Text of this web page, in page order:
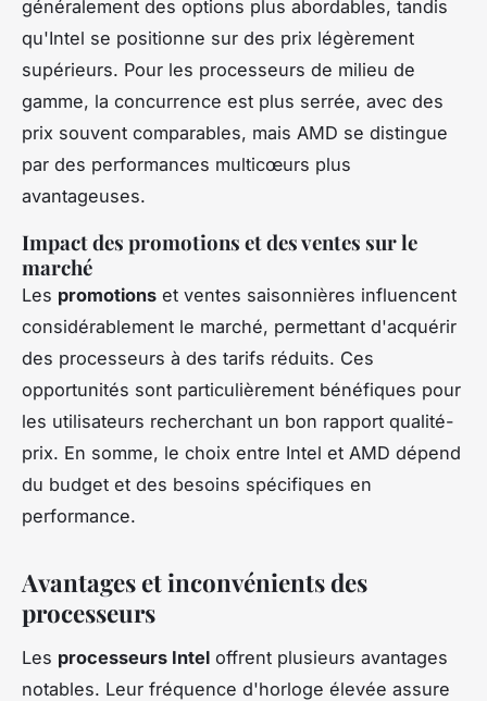
généralement des options plus abordables, tandis
qu'Intel se positionne sur des prix légèrement
supérieurs. Pour les processeurs de milieu de
gamme, la concurrence est plus serrée, avec des
prix souvent comparables, mais AMD se distingue
par des performances multicœurs plus
avantageuses.
Impact des promotions et des ventes sur le
marché
Les promotions et ventes saisonnières influencent
considérablement le marché, permettant d'acquérir
des processeurs à des tarifs réduits. Ces
opportunités sont particulièrement bénéfiques pour
les utilisateurs recherchant un bon rapport qualité-
prix. En somme, le choix entre Intel et AMD dépend
du budget et des besoins spécifiques en
performance.
Avantages et inconvénients des
processeurs
Les processeurs Intel offrent plusieurs avantages
notables. Leur fréquence d'horloge élevée assure